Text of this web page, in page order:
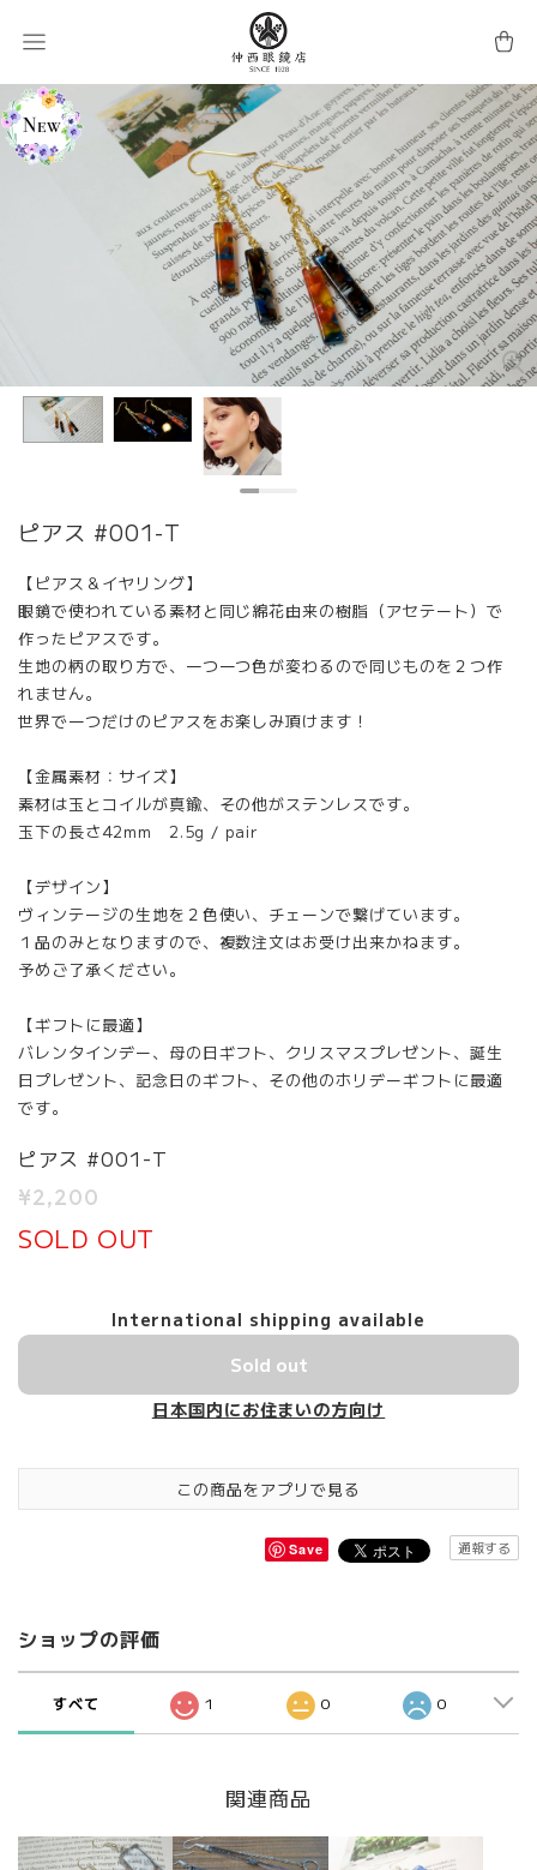
ピアス #001-T
【ピアス＆イヤリング】
眼鏡で使われている素材と同じ綿花由来の樹脂（アセテート）で
作ったピアスです。
生地の柄の取り方で、一つ一つ色が変わるので同じものを２つ作
れません。
世界で一つだけのピアスをお楽しみ頂けます！
【金属素材：サイズ】
素材は玉とコイルが真鍮、その他がステンレスです。
玉下の長さ42mm 2.5g / pair
【デザイン】
ヴィンテージの生地を２色使い、チェーンで繋げています。
１品のみとなりますので、複数注文はお受け出来かねます。
予めご了承ください。
【ギフトに最適】
バレンタインデー、母の日ギフト、クリスマスプレゼント、誕生
日プレゼント、記念日のギフト、その他のホリデーギフトに最適
です。
ピアス #001-T
¥2,200
SOLD OUT
International shipping available
Sold out
日本国内にお住まいの方向け
この商品をアプリで見る
Save 通報する
ショップの評価
すべて 1 0 0
関連商品